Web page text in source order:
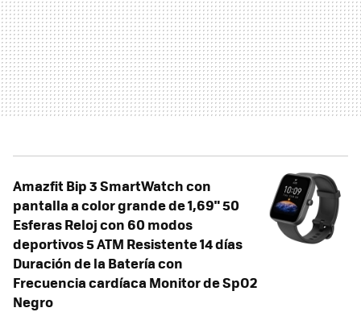
Amazfit Bip 3 SmartWatch con
pantalla a color grande de 1,69" 50
Esferas Reloj con 60 modos
deportivos 5 ATM Resistente 14 días
Duración de la Batería con
Frecuencia cardíaca Monitor de SpO2
Negro